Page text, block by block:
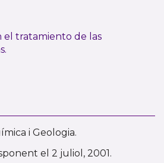
el tratamiento de las
i Geologia.
el 2 juliol, 2001.